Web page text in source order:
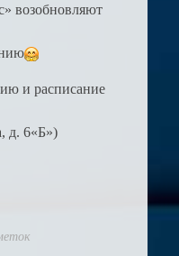
возобновляют
и расписание
д. 6«Б»)